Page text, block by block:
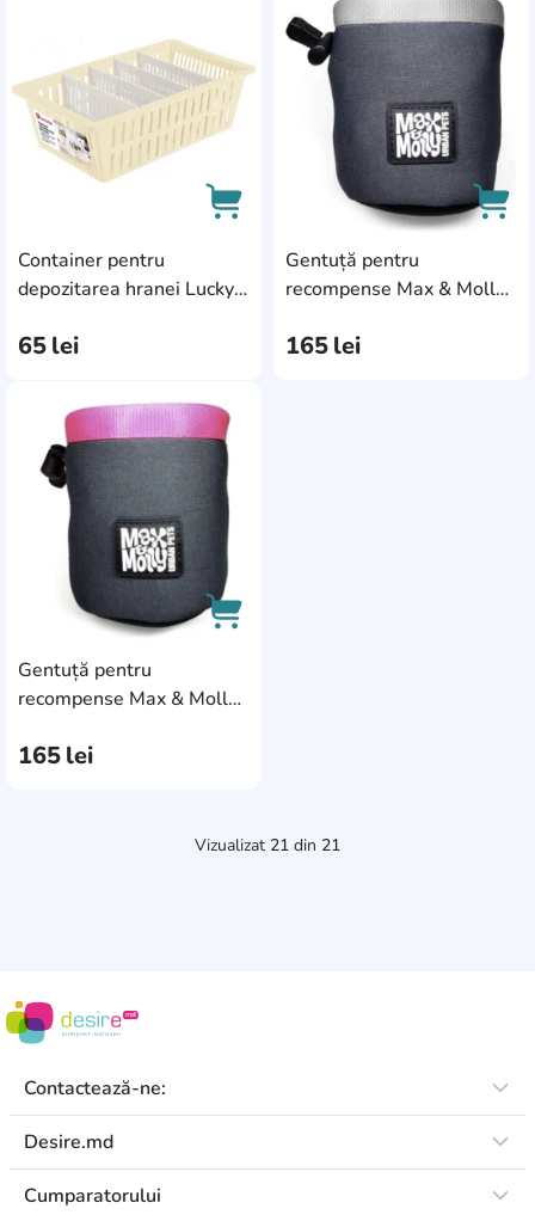
Container pentru
depozitarea hranei Lucky
(47856)
65lei
AddCardToFavourite
AddCardToCart
Gentuță pentru
recompense Max & Molly
165lei
Gentuță pentru
recompense Max & Molly
165lei
Vizualizat 21 din 21
Contactează-ne:
Desire.md
Cumparatorului